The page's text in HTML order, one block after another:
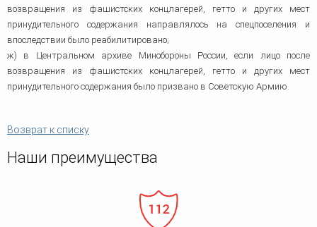
возвращения из фашистских концлагерей, гетто и других мест
принудительного содержания направлялось на спецпоселения и
впоследствии было реабилитировано;
ж) в Центральном архиве Минобороны России, если лицо после
возвращения из фашистских концлагерей, гетто и других мест
принудительного содержания было призвано в Советскую Армию.
Возврат к списку
Наши преимущества